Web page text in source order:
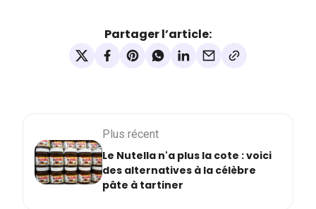
Partager l’article:
Plus récent
Le Nutella n'a plus la cote : voici
des alternatives à la célèbre
pâte à tartiner